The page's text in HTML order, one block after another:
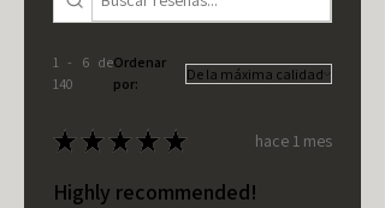
1 - 6 de
140
Ordenar
por:
★ ★ ★ ★ ★ hace 1 mes
Highly recommended!